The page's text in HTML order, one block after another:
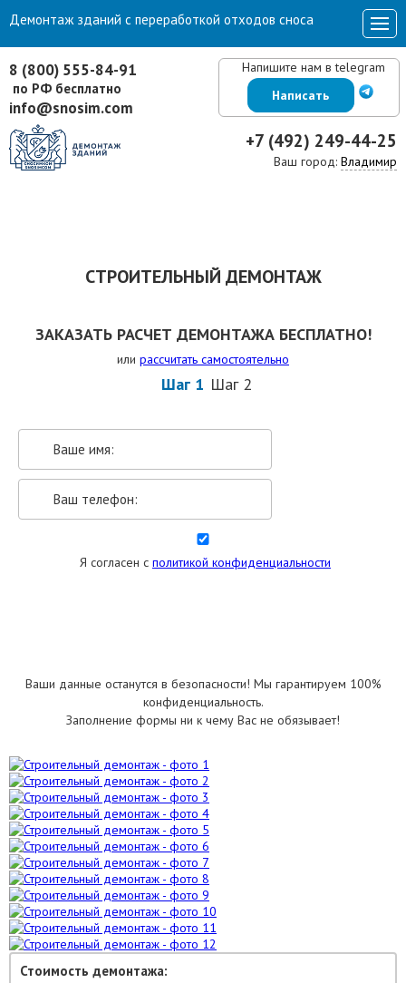
8 (800) 555-84-91
по РФ бесплатно
info@snosim.com
Напишите нам в telegram
Написать
+7 (492) 249-44-25
Ваш город: Владимир
Демонтаж зданий с переработкой отходов сноса
СТРОИТЕЛЬНЫЙ ДЕМОНТАЖ
ЗАКАЗАТЬ РАСЧЕТ ДЕМОНТАЖА БЕСПЛАТНО!
или рассчитать самостоятельно
Шаг 1 Шаг 2
Я согласен с политикой конфиденциальности
Ваши данные останутся в безопасности! Мы гарантируем 100%
конфиденциальность.
Заполнение формы ни к чему Вас не обязывает!
Стоимость демонтажа: